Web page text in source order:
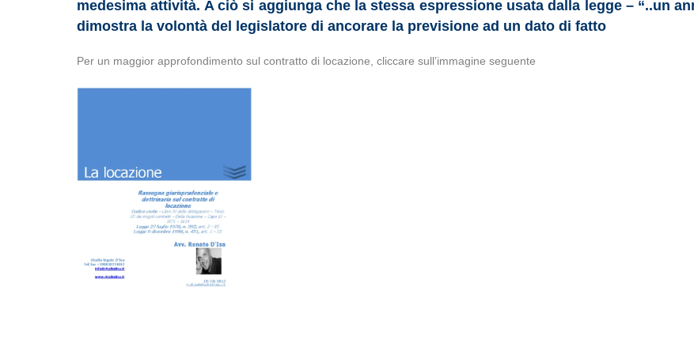
medesima attività. A ciò si aggiunga che la stessa espressione usata dalla legge – “..un
dimostra la volontà del legislatore di ancorare la previsione ad un dato di fatto
Per un maggior approfondimento sul contratto di locazione, cliccare sull’immagine seguente